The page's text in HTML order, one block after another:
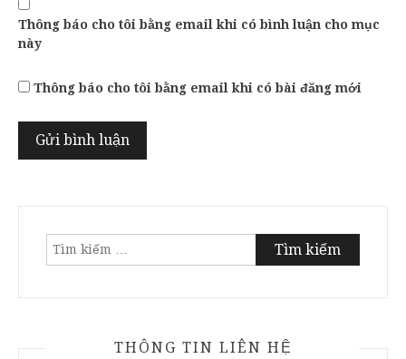
Thông báo cho tôi bằng email khi có bình luận cho mục
này
Thông báo cho tôi bằng email khi có bài đăng mới
Tìm
THÔNG TIN LIÊN HỆ